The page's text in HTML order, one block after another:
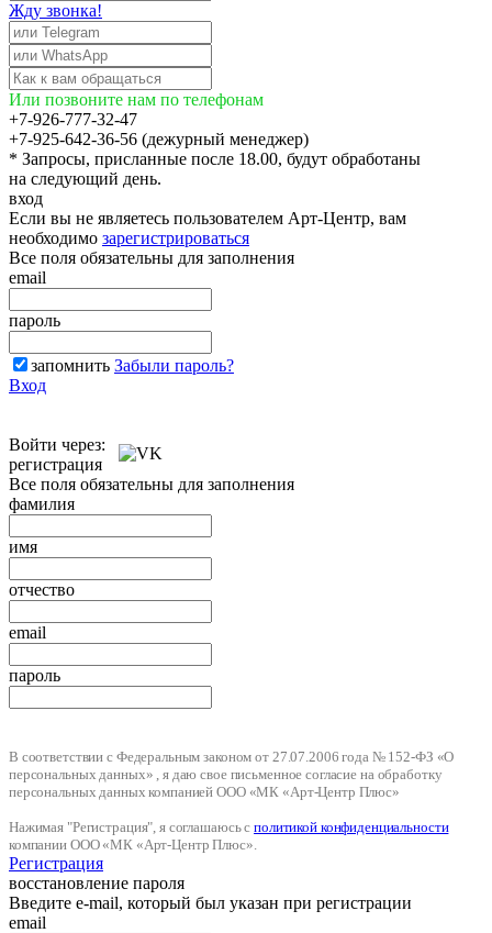
Жду звонка!
Или позвоните нам по телефонам
+7-926-777-32-47
+7-925-642-36-56 (дежурный менеджер)
* Запросы, присланные после 18.00, будут обработаны
на следующий день.
вход
Если вы не являетесь пользователем Арт-Центр, вам
необходимо зарегистрироваться
Все поля обязательны для заполнения
email
пароль
запомнить Забыли пароль?
Вход
Войти через:
регистрация
Все поля обязательны для заполнения
фамилия
имя
отчество
email
пароль
В соответствии с Федеральным законом от 27.07.2006 года № 152-ФЗ «О
персональных данных» , я даю свое письменное согласие на обработку
персональных данных компанией ООО «МК «Арт-Центр Плюс»
Нажимая "Регистрация", я соглашаюсь сполитикой конфиденциальности
компании ООО «МК «Арт-Центр Плюс».
Регистрация
восстановление пароля
Введите e-mail, который был указан при регистрации
email